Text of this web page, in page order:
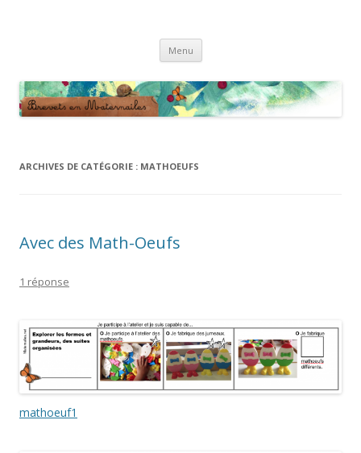
Menu Aller
contenu
ARCHIVES DE CATÉGORIE : MATHOEUFS
Avec des Math-Oeufs
1 réponse
mathoeuf1